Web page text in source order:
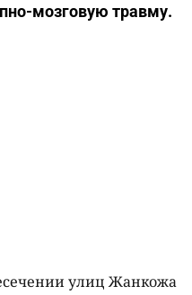
мозговую травму.
улиц Жанкожа